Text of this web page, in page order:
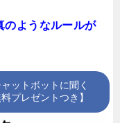
のようなルールが